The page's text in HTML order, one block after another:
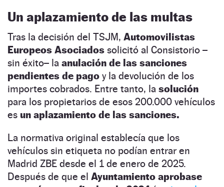
Un aplazamiento de las multas
Tras la decisión del TSJM, Automovilistas
Europeos Asociados solicitó al Consistorio –
sin éxito– la anulación de las sanciones
pendientes de pago y la devolución de los
importes cobrados. Entre tanto, la solución
para los propietarios de esos 200.000 vehículos
es un aplazamiento de las sanciones.
La normativa original establecía que los
vehículos sin etiqueta no podían entrar en
Madrid ZBE desde el 1 de enero de 2025.
Después de que el Ayuntamiento aprobase